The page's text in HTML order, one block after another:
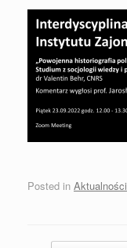
Posted in Aktualności